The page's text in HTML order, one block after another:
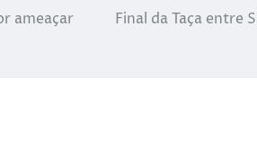
ameaçar
Final da Taça entre